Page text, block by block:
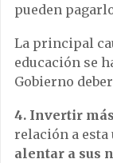
pueden
La principal
educación se
Gobierno
4. Invertir
relación a esta
alentar a sus